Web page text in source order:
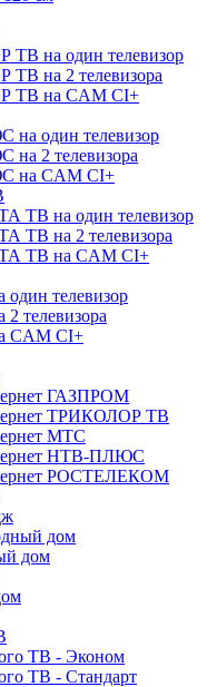
на один телевизор
на 2 телевизора
ТВ на CAM CI+
один телевизор
2 телевизора
на CAM CI+
ТВ на один телевизор
ТВ на 2 телевизора
ТВ на CAM CI+
телевизор
телевизора
CAM CI+
ГАЗПРОМ
ТРИКОЛОР ТВ
МТС
НТВ-ПЛЮС
РОСТЕЛЕКОМ
дом
дом
ТВ - Эконом
ТВ - Стандарт